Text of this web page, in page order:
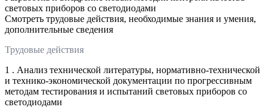
световых приборов со светодиодами
Смотреть трудовые действия, необходимые знания и умения,
дополнительные сведения
Трудовые действия
1 . Анализ технической литературы, нормативно-технической
и технико-экономической документации по прогрессивным
методам тестирования и испытаний световых приборов со
светодиодами